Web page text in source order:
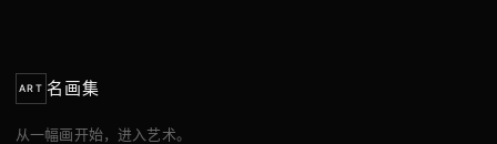
ART 名画集
从一幅画开始，进入艺术。